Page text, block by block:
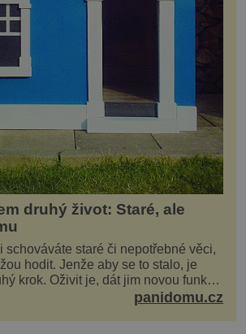
druhý život: Staré, ale
schováváte staré či nepotřebné věci,
hodit. Jenže aby se to stalo, je
krok. Oživit je, dát jim novou funkci
panidomu.cz